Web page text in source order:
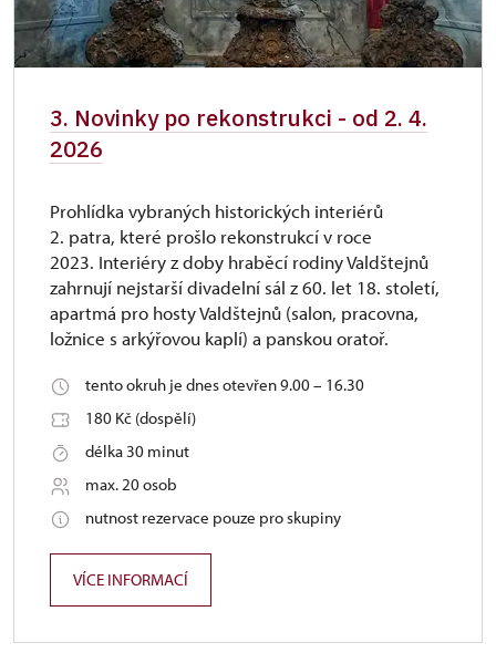
3. Novinky po rekonstrukci - od 2. 4.
2026
Prohlídka vybraných historických interiérů
2. patra, které prošlo rekonstrukcí v roce
2023. Interiéry z doby hraběcí rodiny Valdštejnů
zahrnují nejstarší divadelní sál z 60. let 18. století,
apartmá pro hosty Valdštejnů (salon, pracovna,
ložnice s arkýřovou kaplí) a panskou oratoř.
tento okruh je dnes otevřen 9.00 – 16.30
180 Kč (dospělí)
délka 30 minut
max. 20 osob
nutnost rezervace pouze pro skupiny
VÍCE INFORMACÍ